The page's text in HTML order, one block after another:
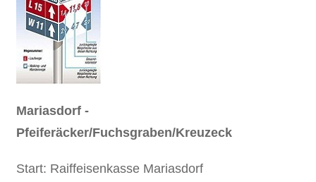
Mariasdorf -
Pfeiferäcker/Fuchsgraben/Kreuzeck
Start: Raiffeisenkasse Mariasdorf